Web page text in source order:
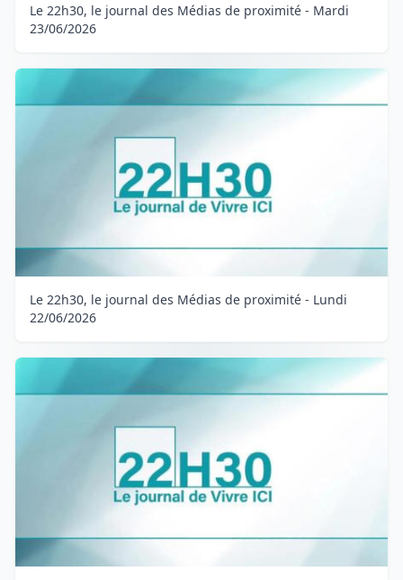
Le 22h30, le journal des Médias de proximité - Mardi
23/06/2026
Le 22h30, le journal des Médias de proximité - Lundi
22/06/2026